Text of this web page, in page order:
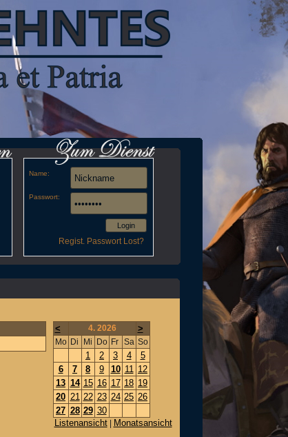
Name:
Passwort:
Login
Regist. Passwort Lost?
< 4. 2026 >
Mo Di Mi Do Fr Sa So
1 2 3 4
5
6
7 8 9 10 11 12
13 14 15 16 17 18 19
20 21 22 23 24 25 26
27 28 29 30
Listenansicht| Monatsansicht